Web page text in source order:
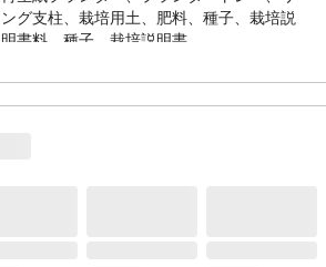
ング支柱、栽培用土、肥料、種子、栽培説
明書料、種子、栽培説明書